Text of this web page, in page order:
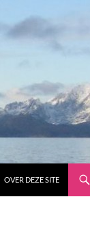
OVER DEZE SITE